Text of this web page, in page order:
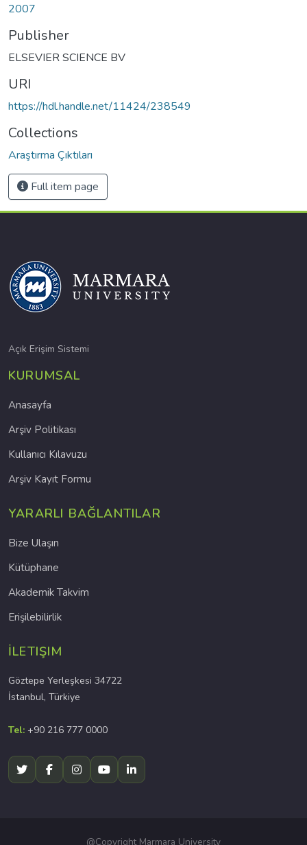
2007
Publisher
ELSEVIER SCIENCE BV
URI
https://hdl.handle.net/11424/238549
Collections
Araştırma Çıktıları
Full item page
Açık Erişim Sistemi
KURUMSAL
Anasayfa
Arşiv Politikası
Kullanıcı Kılavuzu
Arşiv Kayıt Formu
YARARLI BAĞLANTILAR
Bize Ulaşın
Kütüphane
Akademik Takvim
Erişilebilirlik
İLETIŞIM
Göztepe Yerleşkesi 34722
İstanbul, Türkiye
Tel: +90 216 777 0000
@Copyright Marmara University